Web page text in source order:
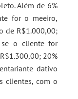
Além de 6%
for o meeiro,
de R$1.000,00;
o cliente for
20%
dativo
clientes, com o